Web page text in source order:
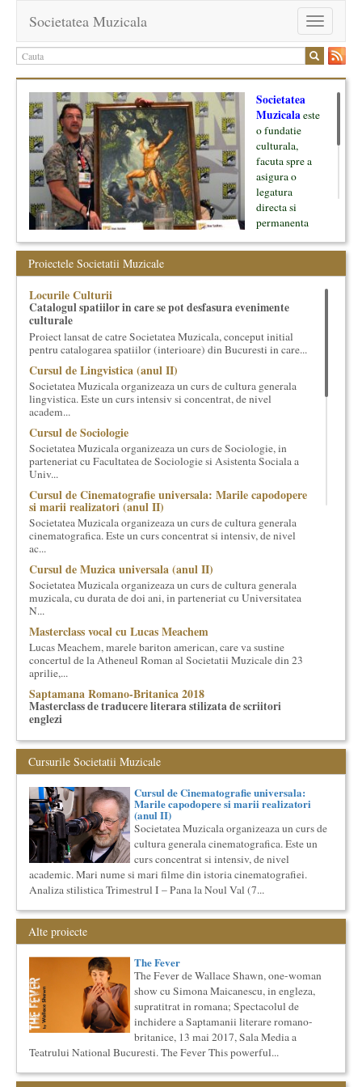
Toggle
navigation
Societatea Muzicala
Societatea
Muzicalaeste
o fundatie
culturala,
facuta spre a
asigura o
legatura
directa si
permanenta
oamenii ei, pe
inceput cu muzica clasica - si de aici numele -, insa acum
dezvoltam proiecte si in alte domenii ale culturii.
Facem management cultural, dezvoltam si administram proiecte
proprii sau preluate, modele si sisteme de finantare, marketing
cultural si consultanta. Organizam concursuri, concerte si
evenimente culturale, private sau publice, tinem cursuri de
cultura generala muzicala, teatrala, filosofica si de alte feluri.
cei care il finantateaza sunt in rubricile de mai jos.
Proiectele Societatii Muzicale
Locurile Culturii
Catalogul spatiilor in care se pot desfasura evenimente
culturale
Proiect lansat de catre Societatea Muzicala, conceput initial
pentru catalogarea spatiilor (interioare) din Bucuresti in care...
Cursul de Lingvistica (anul II)
Societatea Muzicala organizeaza un curs de cultura generala
lingvistica. Este un curs intensiv si concentrat, de nivel
academ...
Cursul de Sociologie
Societatea Muzicala organizeaza un curs de Sociologie, in
parteneriat cu Facultatea de Sociologie si Asistenta Sociala a
Univ...
Cursul de Cinematografie universala: Marile capodopere
si marii realizatori (anul II)
Societatea Muzicala organizeaza un curs de cultura generala
cinematografica. Este un curs concentrat si intensiv, de nivel
ac...
Cursul de Muzica universala (anul II)
Societatea Muzicala organizeaza un curs de cultura generala
muzicala, cu durata de doi ani, in parteneriat cu Universitatea
N...
Masterclass vocal cu Lucas Meachem
Lucas Meachem, marele bariton american, care va sustine
concertul de la Atheneul Roman al Societatii Muzicale din 23
aprilie,...
Saptamana Romano-Britanica 2018
Masterclass de traducere literara stilizata de scriitori
englezi
aprilie 2018 5 scriitori britanici şi o edi...
Cursul de Filosofie generala (anul II)
Societatea Muzicala organizeaza un curs de Filosofie
Generala, de nivel academic, cu durata de doi ani (4 semestre),
impreuna...
Cursul de Teatru universal
Societatea Muzicala organizeaza un curs de cultura generala
teatrala, de nivel academic, in parteneriat cu Universitatea
Nati...
Precizari legate de formatul de predare a cursurilor de
Am primit multe intrebari legate de felul in care se desfasoara
aceste cursuri de Cultura Universala - multi si le imagineaza...
Cursul de Filosofie a vietii cotidiene
Societatea Muzicala organizeaza un curs de Filosofie a vietii
cotidiene, de nivel academic, cu durata de un an (2
semestre),...
Societatea Culturala
Platforma online de marketing cultural
Descrierea produsului principal (platforma Internet)
Obiectivul proiectului este de a construi un sistem complex de
market...
Cursurile Societatii Muzicale
Cursul de Cinematografie universala:
Marile capodopere si marii realizatori
(anul II)
Societatea Muzicala organizeaza un curs de
cultura generala cinematografica. Este un
curs concentrat si intensiv, de nivel
academic. Mari nume si mari filme din istoria cinematografiei.
Analiza stilistica Trimestrul I – Pana la Noul Val (7...
Alte proiecte
The Fever
The Fever de Wallace Shawn, one-woman
show cu Simona Maicanescu, in engleza,
supratitrat in romana; Spectacolul de
inchidere a Saptamanii literare romano-
britanice, 13 mai 2017, Sala Media a
Teatrului National Bucuresti. The Fever This powerful...